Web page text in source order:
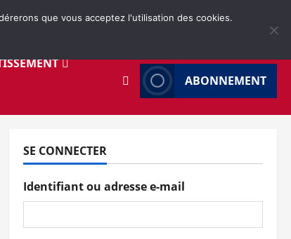
ABONNEMENT
SE CONNECTER
Identifiant ou adresse e-mail
que vous acceptez l'utilisation des cookies.